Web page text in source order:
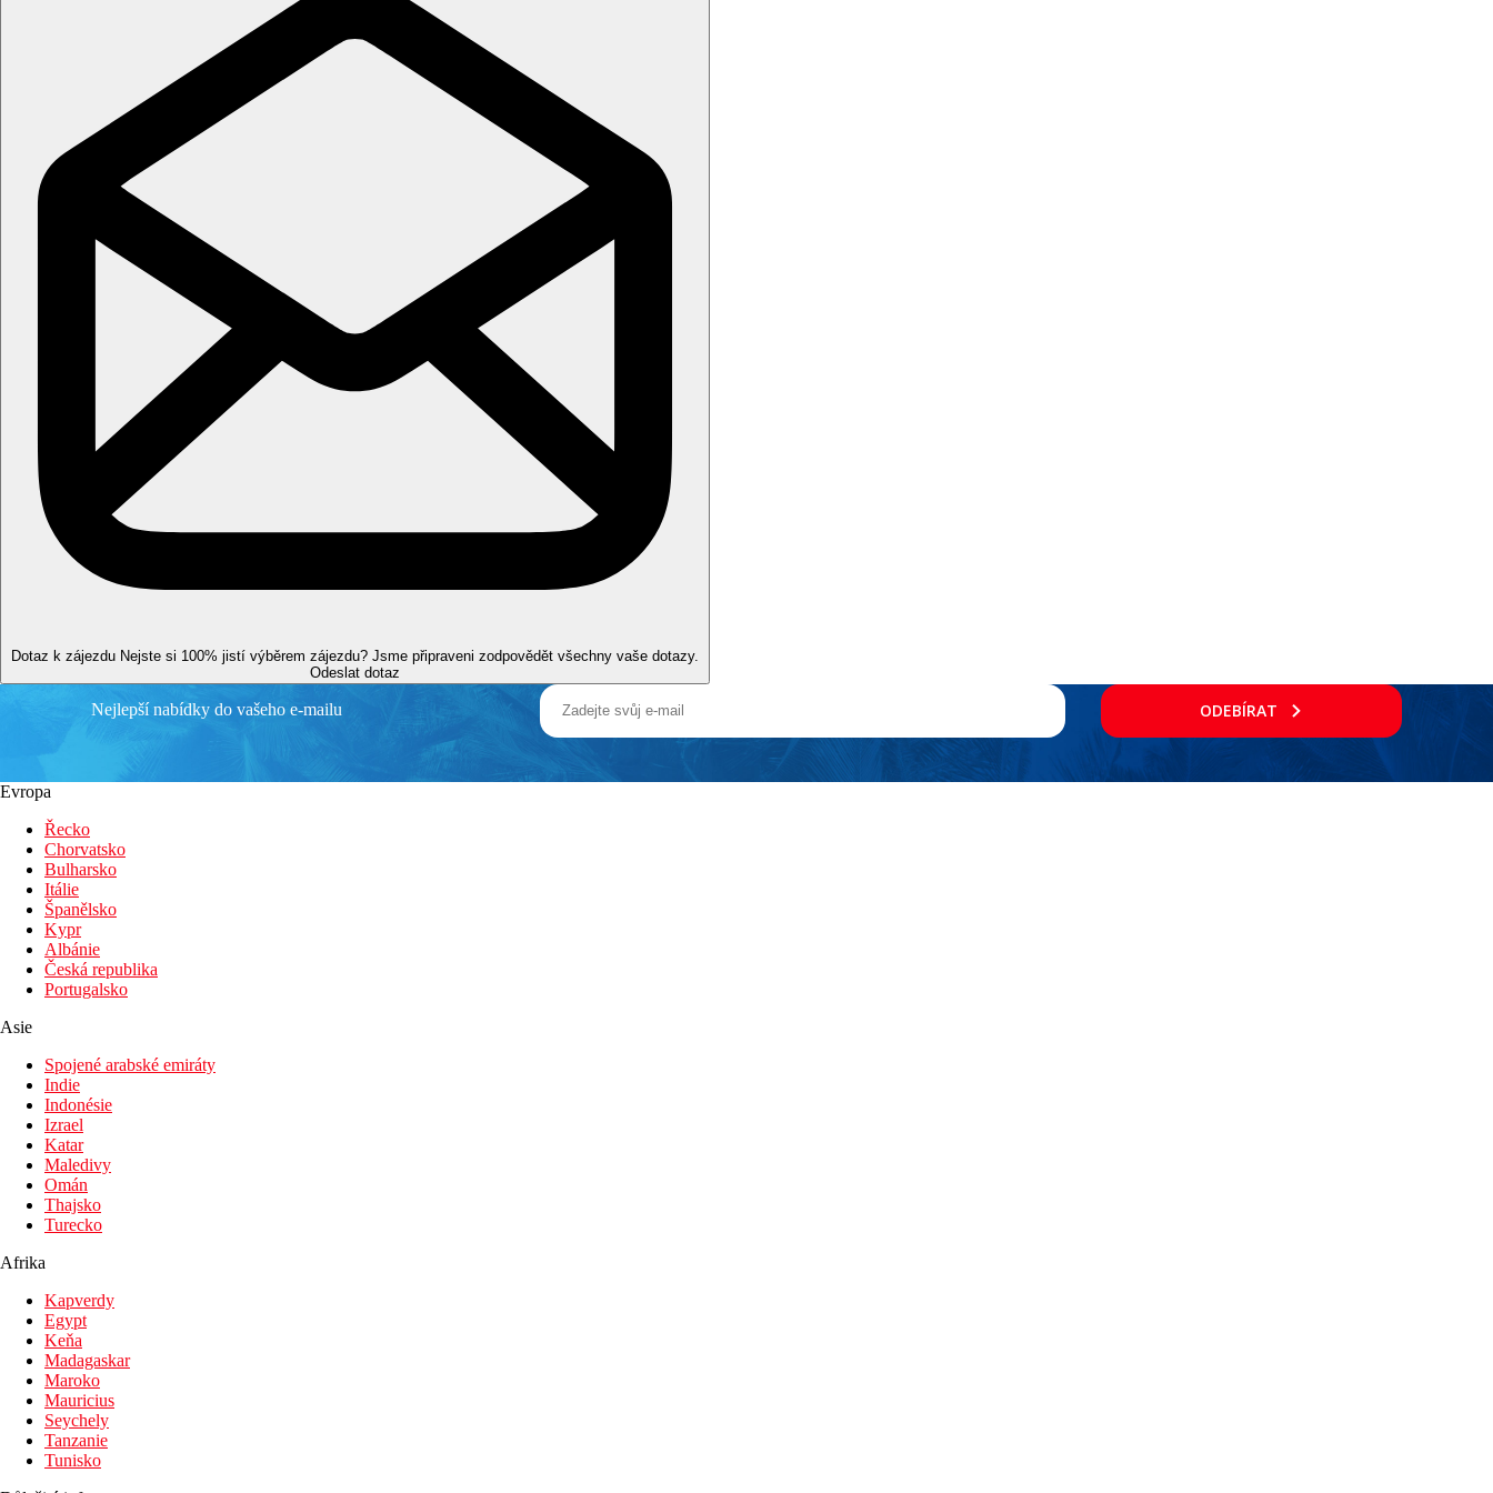
: fitness, stolní tenis, volejbal.
vodní sporty na pláži.
Občasné animační programy, živá hudba.
Dětský bazén, dětské hřiště, dětský klub, klub pro dospívající, dětská postýlka zdarma (na vyžádání).
Za poplatek:
Wi-Fi ve veřejných prostorách hotelu vč. pokojů.
https://fujairah.intercontinental.com/
Oficiální kategorie
5 hvězdiček
Alkohol se podává pouze osobám starším 21 let.
Vzdálenosti
75 km
Pláž
Lehátka a slunečníky na pláži zdarma
Hotel přímo u pláže
Plážová dovolená
Bazény
Dětský bazén
Fotogalerie
Dotaz k zájezdu Nejste si 100% jistí výběrem zájezdu? Jsme připraveni zodpovědět všechny vaše dotazy.
Odeslat dotaz
Nejlepší nabídky do vašeho e-mailu ODEBÍRAT
Evropa
Řecko
Chorvatsko
Bulharsko
Itálie
Španělsko
Kypr
Albánie
Česká republika
Portugalsko
Asie
Spojené arabské emiráty
Indie
Indonésie
Izrael
Katar
Maledivy
Omán
Thajsko
Turecko
Afrika
Kapverdy
Egypt
Keňa
Madagaskar
Maroko
Mauricius
Seychely
Tanzanie
Tunisko